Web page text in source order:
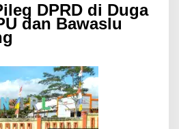
DPRD di Duga
dan Bawaslu